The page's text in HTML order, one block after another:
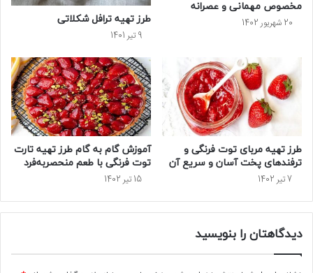
مخصوص مهمانی و عصرانه
20 شهریور 1402 طرز تهیه ترافل شکلاتی
9 تیر 1401
طرز تهیه مربای توت فرنگی و
ترفندهای پخت آسان و سریع آن
7 تیر 1402
آموزش گام به گام طرز تهیه تارت
توت فرنگی با طعم منحصربه‌فرد
15 تیر 1402
دیدگاهتان را بنویسید